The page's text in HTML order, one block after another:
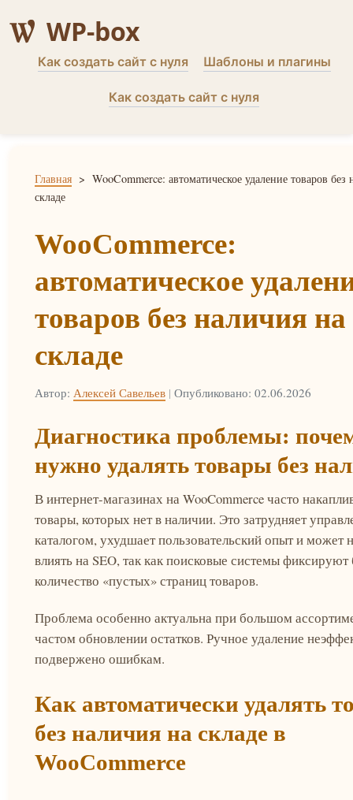
WP-box
Как создать сайт с нуля Шаблоны и плагины
Как создать сайт с нуля
Главная > WooCommerce: автоматическое удаление товаров без
складе
WooCommerce:
автоматическое
товаров без наличия на
складе
Автор: Алексей Савельев | Опубликовано: 02.06.2026
Диагностика проблемы:
нужно удалять товары без
В интернет-магазинах на WooCommerce часто
товары, которых нет в наличии. Это затрудняет
каталогом, ухудшает пользовательский опыт и может
влиять на SEO, так как поисковые системы
количество «пустых» страниц товаров.
Проблема особенно актуальна при большом
частом обновлении остатков. Ручное удаление
подвержено ошибкам.
Как автоматически удалять
без наличия на складе в
WooCommerce